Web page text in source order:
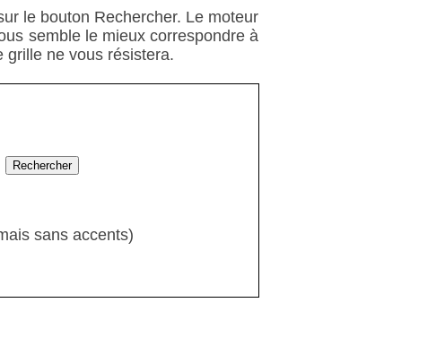
le bouton Rechercher. Le moteur
semble le mieux correspondre à
grille ne vous résistera.
sans accents)